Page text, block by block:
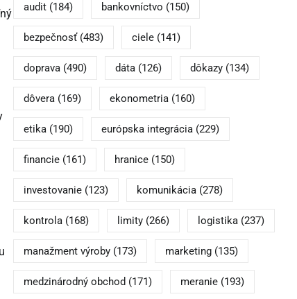
audit(184) bankovníctvo (150)
bezpečnosť(483) ciele(141)
doprava(490) dáta(126) dôkazy(134)
dôvera(169) ekonometria(160)
etika(190) európska integrácia(229)
financie(161) hranice(150)
investovanie(123) komunikácia(278)
kontrola(168) limity(266) logistika(237)
manažment výroby(173) marketing(135)
medzinárodný obchod (171) meranie(193)